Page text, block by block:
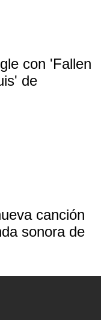
con 'Fallen
de
canción
sonora de